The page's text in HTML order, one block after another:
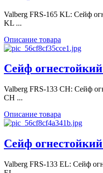
Valberg FRS-165 KL: Сейф
KL ...
Описание товара
Сейф
Valberg FRS-133 CH: Сейф
CH ...
Описание товара
Сейф
Valberg FRS-133 EL: Сейф